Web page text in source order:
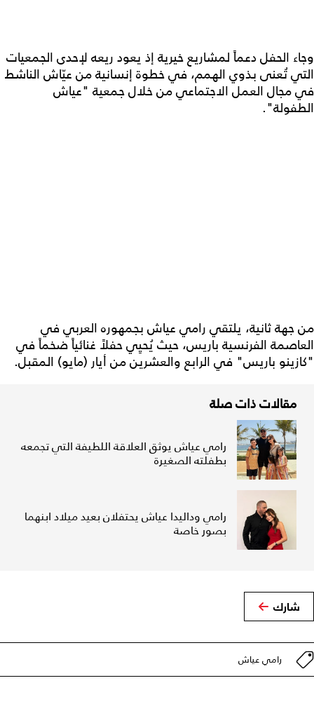
وجاء الحفل دعماً لمشاريع خيرية إذ يعود ريعه لإحدى الجمعيات
التي تُعنى بذوي الهمم، في خطوة إنسانية من عيّاش الناشط
في مجال العمل الاجتماعي من خلال جمعية "عياش
الطفولة".
من جهة ثانية، يلتقي رامي عياش بجمهوره العربي في
العاصمة الفرنسية باريس، حيث يُحيِي حفلاً غنائياً ضخماً في
"كازينو باريس" في الرابع والعشرين من أيار (مايو) المقبل.
مقالات ذات صلة
رامي عياش يوثق العلاقة اللطيفة التي تجمعه
بطفلته الصغيرة
رامي وداليدا عياش يحتفلان بعيد ميلاد ابنهما
بصور خاصة
شارك
رامي عياش